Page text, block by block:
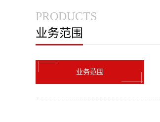
PRODUCTS
业务范围
业务范围